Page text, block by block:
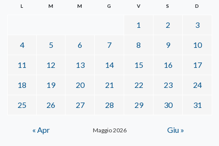
Maggio 2026
L M M G V S D
1 2 3
4 5 6 7 8 9 10
11 12 13 14 15 16 17
18 19 20 21 22 23 24
25 26 27 28 29 30 31
« Apr Giu »